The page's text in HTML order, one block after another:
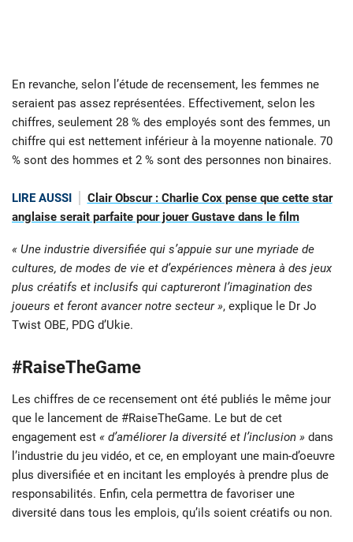
En revanche, selon l’étude de recensement, les femmes ne
seraient pas assez représentées. Effectivement, selon les
chiffres, seulement 28 % des employés sont des femmes, un
chiffre qui est nettement inférieur à la moyenne nationale. 70
% sont des hommes et 2 % sont des personnes non binaires.
LIRE AUSSI
Clair Obscur : Charlie Cox pense que cette star
anglaise serait parfaite pour jouer Gustave dans le film
« Une industrie diversifiée qui s’appuie sur une myriade de
cultures, de modes de vie et d’expériences mènera à des jeux
plus créatifs et inclusifs qui captureront l’imagination des
joueurs et feront avancer notre secteur », explique le Dr Jo
Twist OBE, PDG d’Ukie.
#RaiseTheGame
Les chiffres de ce recensement ont été publiés le même jour
que le lancement de #RaiseTheGame. Le but de cet
engagement est « d’améliorer la diversité et l’inclusion » dans
l’industrie du jeu vidéo, et ce, en employant une main-d’oeuvre
plus diversifiée et en incitant les employés à prendre plus de
responsabilités. Enfin, cela permettra de favoriser une
diversité dans tous les emplois, qu’ils soient créatifs ou non.